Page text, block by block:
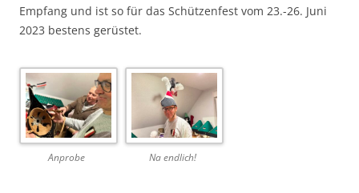
Empfang und ist so für das Schützenfest vom 23.-26. Juni
2023 bestens gerüstet.
Anprobe Na endlich!